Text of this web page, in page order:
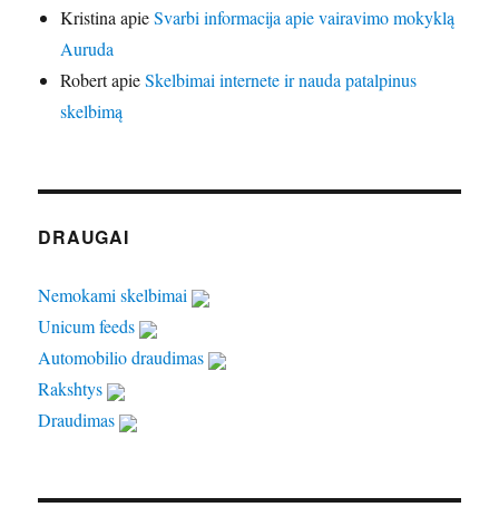
KristinaapieSvarbi informacija apie vairavimo mokyklą
Auruda
RobertapieSkelbimai internete ir nauda patalpinus
skelbimą
DRAUGAI
Nemokami skelbimai
Unicum feeds
Automobilio draudimas
Rakshtys
Draudimas